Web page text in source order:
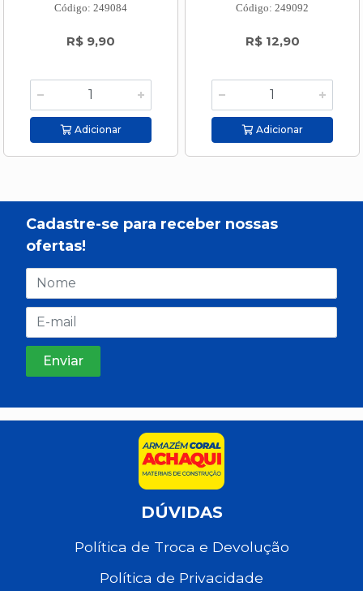
Código: 249084
R$ 9,90
Adicionar
Código: 249092
R$ 12,90
Adicionar
Cadastre-se para receber nossas
ofertas!
DÚVIDAS
Política de Troca e Devolução
Política de Privacidade